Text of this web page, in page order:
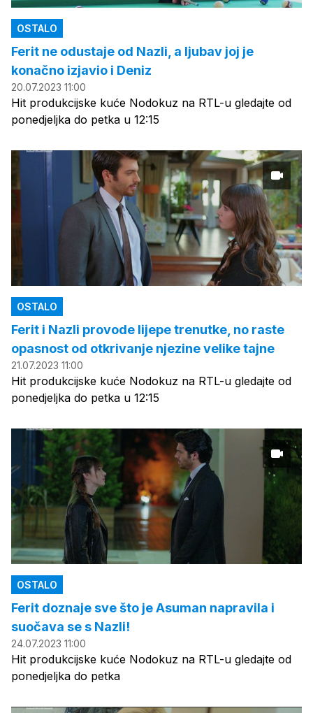
OSTALO
Ferit ne odustaje od Nazli, a ljubav joj je
konačno izjavio i Deniz
20.07.2023 11:00
Hit produkcijske kuće Nodokuz na RTL-u gledajte od
ponedjeljka do petka u 12:15
OSTALO
Ferit i Nazli provode lijepe trenutke, no raste
opasnost od otkrivanje njezine velike tajne
21.07.2023 11:00
Hit produkcijske kuće Nodokuz na RTL-u gledajte od
ponedjeljka do petka u 12:15
OSTALO
Ferit doznaje sve što je Asuman napravila i
suočava se s Nazli!
24.07.2023 11:00
Hit produkcijske kuće Nodokuz na RTL-u gledajte od
ponedjeljka do petka